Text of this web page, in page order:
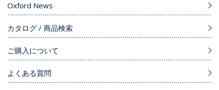
Oxford News
カタログ / 商品検索
ご購入について
よくある質問